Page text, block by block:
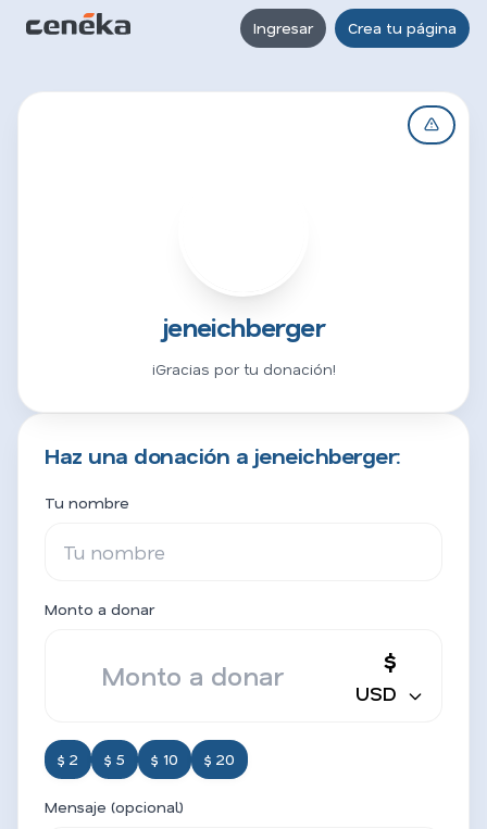
Ingresar Crea tu página
jeneichberger
¡Gracias por tu donación!
Haz una donación a jeneichberger:
Tu nombre
Monto a donar
$
USD
$ 2 $ 5 $ 10 $ 20
Mensaje (opcional)